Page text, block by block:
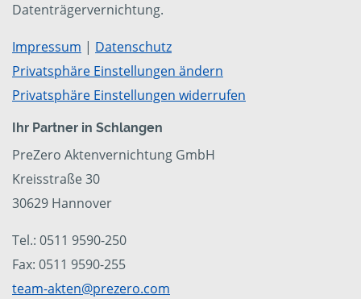
Datenträgervernichtung.
Impressum | Datenschutz
Privatsphäre Einstellungen ändern
Privatsphäre Einstellungen widerrufen
Ihr Partner in Schlangen
PreZero Aktenvernichtung GmbH
Kreisstraße 30
30629 Hannover
Tel.: 0511 9590-250
Fax: 0511 9590-255
team-akten@prezero.com